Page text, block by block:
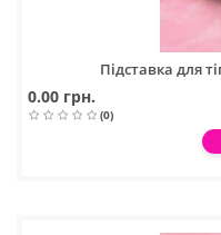
Підставка для
0.00 грн.
(0)